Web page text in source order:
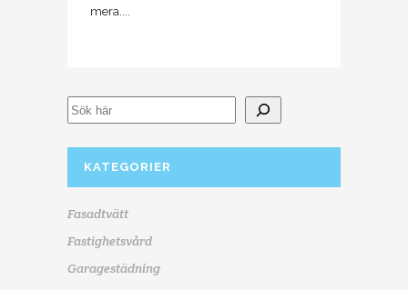
mera....
KATEGORIER
Fasadtvätt
Fastighetsvård
Garagestädning